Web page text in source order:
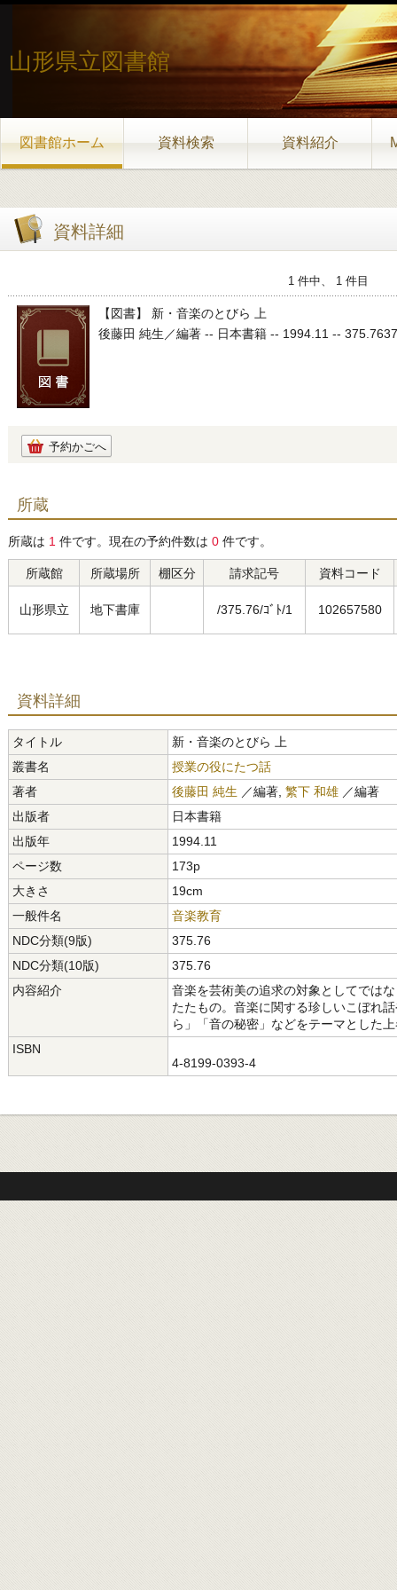
山形県立図書館
図書館ホーム 資料検索 資料紹介
資料詳細
1 件中、 1 件目
【図書】 新・音楽のとびら 上
後藤田 純生／編著 -- 日本書籍 -- 1994.11 --
予約かごへ
所蔵
所蔵は 1 件です。現在の予約件数は 0 件です。
所蔵館 所蔵場所 棚区分 請求記号 資料コード
山形県立 地下書庫 /375.76/ｺﾞﾄ/1 102657580
資料詳細
タイトル
新・音楽のとびら 上
叢書名
授業の役にたつ話
著者
後藤田 純生 ／編著, 繁下 和雄 ／編著
出版者
日本書籍
出版年
1994.11
ページ数
173p
大きさ
19cm
一般件名
音楽教育
NDC分類(9版)
375.76
NDC分類(10版)
375.76
内容紹介
音楽を芸術美の追求の対象としてでは
たたもの。音楽に関する珍しいこぼれ
ら」「音の秘密」などをテーマとした
ISBN
4-8199-0393-4